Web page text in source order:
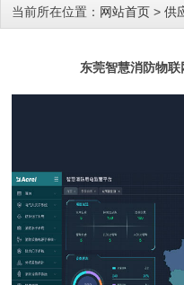
当前所在位置： 网站首页 > 供
东莞智慧消防物